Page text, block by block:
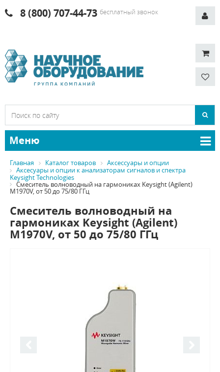
8 (800) 707-44-73 бесплатный звонок
Меню
Главная Каталог товаров
Аксессуары и опции
Аксесуары и опции к анализаторам сигналов и спектра
Keysight Technologies
Смеситель волноводный на гармониках Keysight (Agilent)
M1970V, от 50 до 75/80 ГГц
Смеситель волноводный на
гармониках Keysight (Agilent)
M1970V, от 50 до 75/80 ГГц